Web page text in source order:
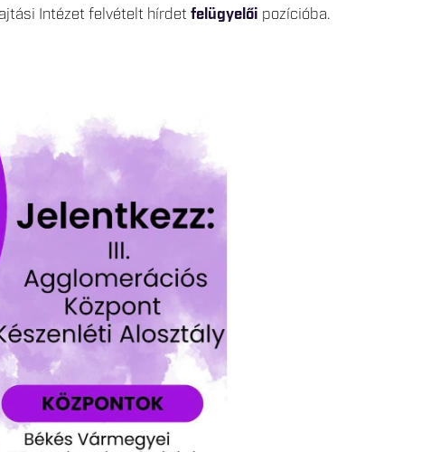
Intézet felvételt hírdet felügyelői pozícióba.